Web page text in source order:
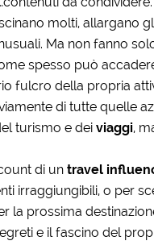
molti, allargano
Ma non fanno
spesso può
fulcro della propria
di tutte quelle
turismo e deiviaggi,
di untravel
irraggiungibili, o per
la prossima
e il fascino del